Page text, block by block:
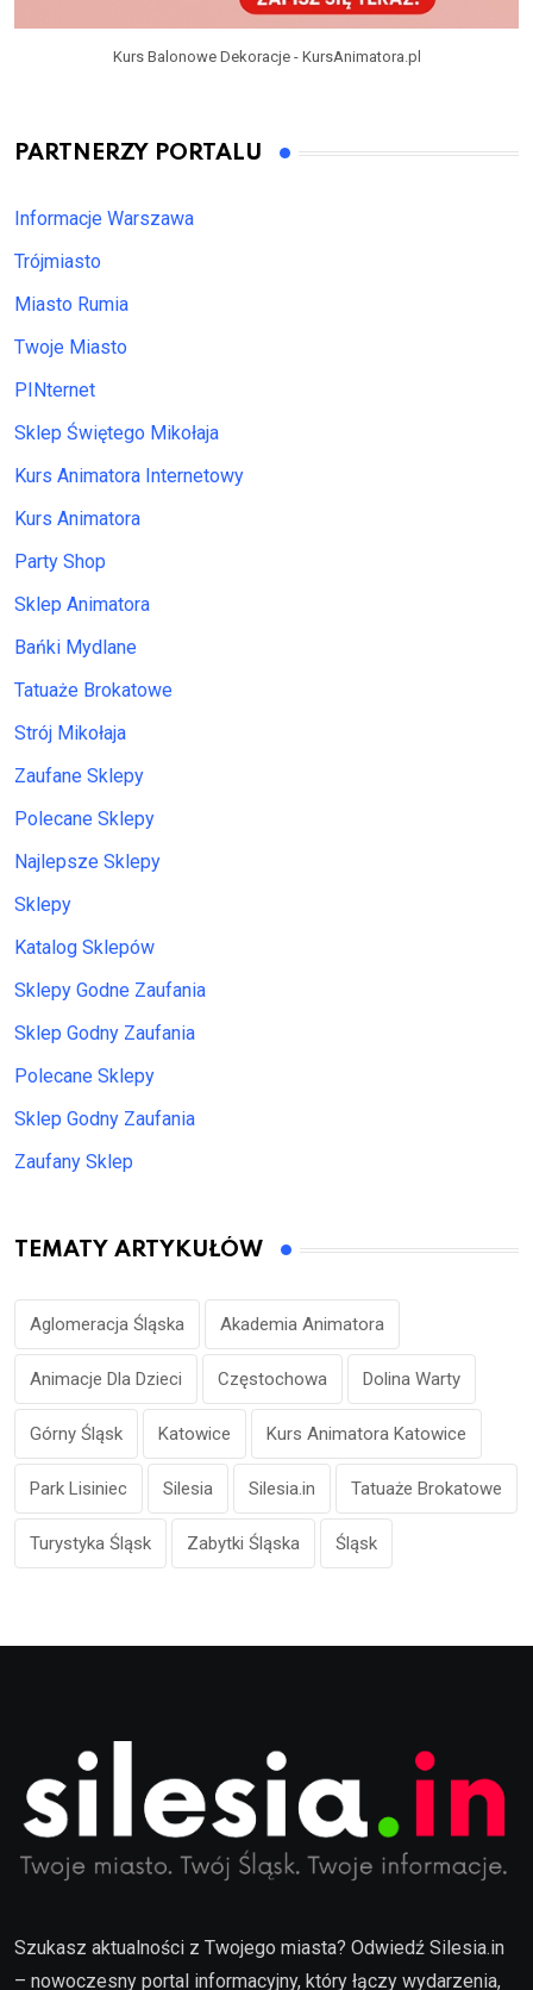
Kurs Balonowe Dekoracje - KursAnimatora.pl
PARTNERZY PORTALU
Informacje Warszawa
Trójmiasto
Miasto Rumia
Twoje Miasto
PINternet
Sklep Świętego Mikołaja
Kurs Animatora Internetowy
Kurs Animatora
Party Shop
Sklep Animatora
Bańki Mydlane
Tatuaże Brokatowe
Strój Mikołaja
Zaufane Sklepy
Polecane Sklepy
Najlepsze Sklepy
Sklepy
Katalog Sklepów
Sklepy Godne Zaufania
Sklep Godny Zaufania
Polecane Sklepy
Sklep Godny Zaufania
Zaufany Sklep
TEMATY ARTYKUŁÓW
Aglomeracja Śląska Akademia Animatora
Animacje Dla Dzieci Częstochowa Dolina Warty
Górny Śląsk Katowice Kurs Animatora Katowice
Park Lisiniec Silesia Silesia.in Tatuaże Brokatowe
Turystyka Śląsk Zabytki Śląska Śląsk
Szukasz aktualności z Twojego miasta? Odwiedź Silesia.in
– nowoczesny portal informacyjny, który łączy wydarzenia,